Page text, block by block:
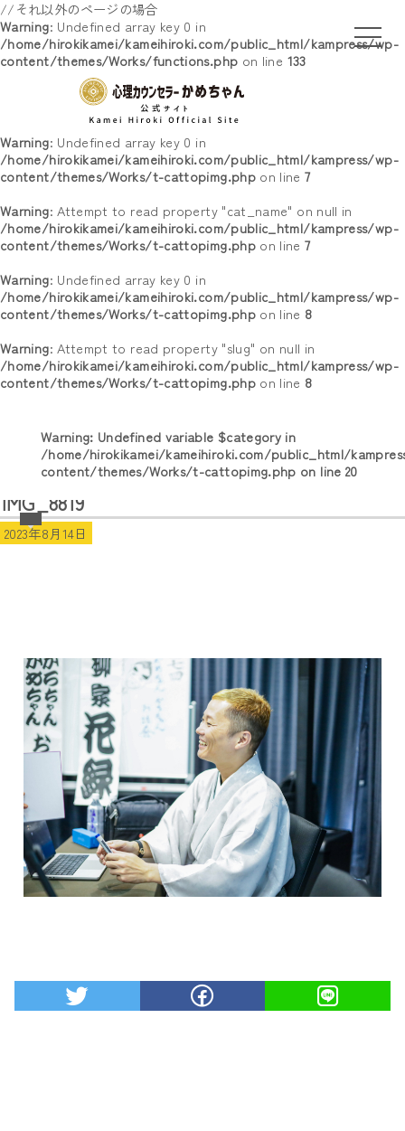
//それ以外のページの場合
Warning: Undefined array key 0 in
/home/hirokikamei/kameihiroki.com/public_html/kampress/wp-
content/themes/Works/functions.php on line 133
Warning: Undefined array key 0 in
/home/hirokikamei/kameihiroki.com/public_html/kampress/wp-
content/themes/Works/t-cattopimg.phpon line7
Warning: Attempt to read property "cat_name" on null in
/home/hirokikamei/kameihiroki.com/public_html/kampress/wp-
content/themes/Works/t-cattopimg.phpon line7
Warning: Undefined array key 0 in
/home/hirokikamei/kameihiroki.com/public_html/kampress/wp-
content/themes/Works/t-cattopimg.phpon line 8
Warning: Attempt to read property "slug" on null in
/home/hirokikamei/kameihiroki.com/public_html/kampress/wp-
content/themes/Works/t-cattopimg.phpon line 8
Warning: Undefined variable $category in
/home/hirokikamei/kameihiroki.com/public_html/
content/themes/Works/t-cattopimg.php on line20
IMG_8819
2023年8月14日